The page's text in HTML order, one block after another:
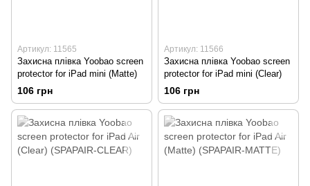
Артикул: 11565
Захисна плівка Yoobao screen
protector for iPad mini (Matte)
106 грн
Артикул: 11566
Захисна плівка Yoobao screen
protector for iPad mini (Clear)
106 грн